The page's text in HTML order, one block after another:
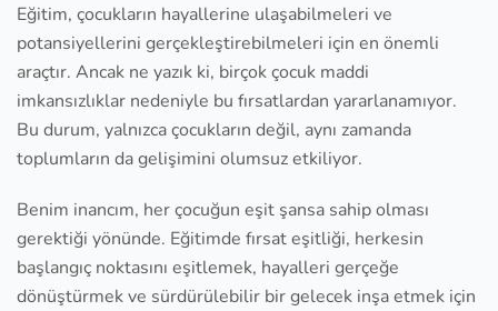
Eğitim, çocukların hayallerine ulaşabilmeleri ve
potansiyellerini gerçekleştirebilmeleri için en önemli
araçtır. Ancak ne yazık ki, birçok çocuk maddi
imkansızlıklar nedeniyle bu fırsatlardan yararlanamıyor.
Bu durum, yalnızca çocukların değil, aynı zamanda
toplumların da gelişimini olumsuz etkiliyor.
Benim inancım, her çocuğun eşit şansa sahip olması
gerektiği yönünde. Eğitimde fırsat eşitliği, herkesin
başlangıç noktasını eşitlemek, hayalleri gerçeğe
dönüştürmek ve sürdürülebilir bir gelecek inşa etmek için